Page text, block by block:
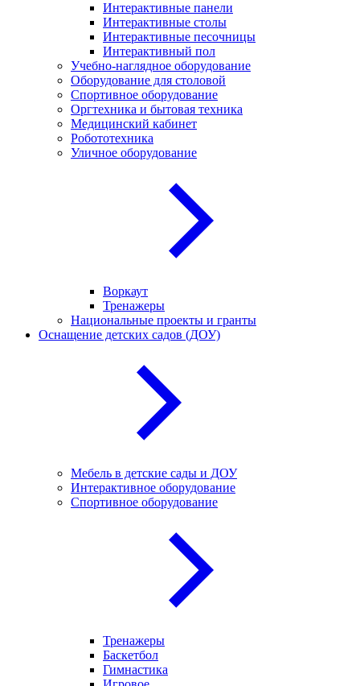
Интерактивные панели
Интерактивные столы
Интерактивные песочницы
Интерактивный пол
Учебно-наглядное оборудование
Оборудование для столовой
Спортивное оборудование
Оргтехника и бытовая техника
Медицинский кабинет
Робототехника
Уличное оборудование
Воркаут
Тренажеры
Национальные проекты и гранты
Оснащение детских садов (ДОУ)
Мебель в детские сады и ДОУ
Интерактивное оборудование
Спортивное оборудование
Тренажеры
Баскетбол
Гимнастика